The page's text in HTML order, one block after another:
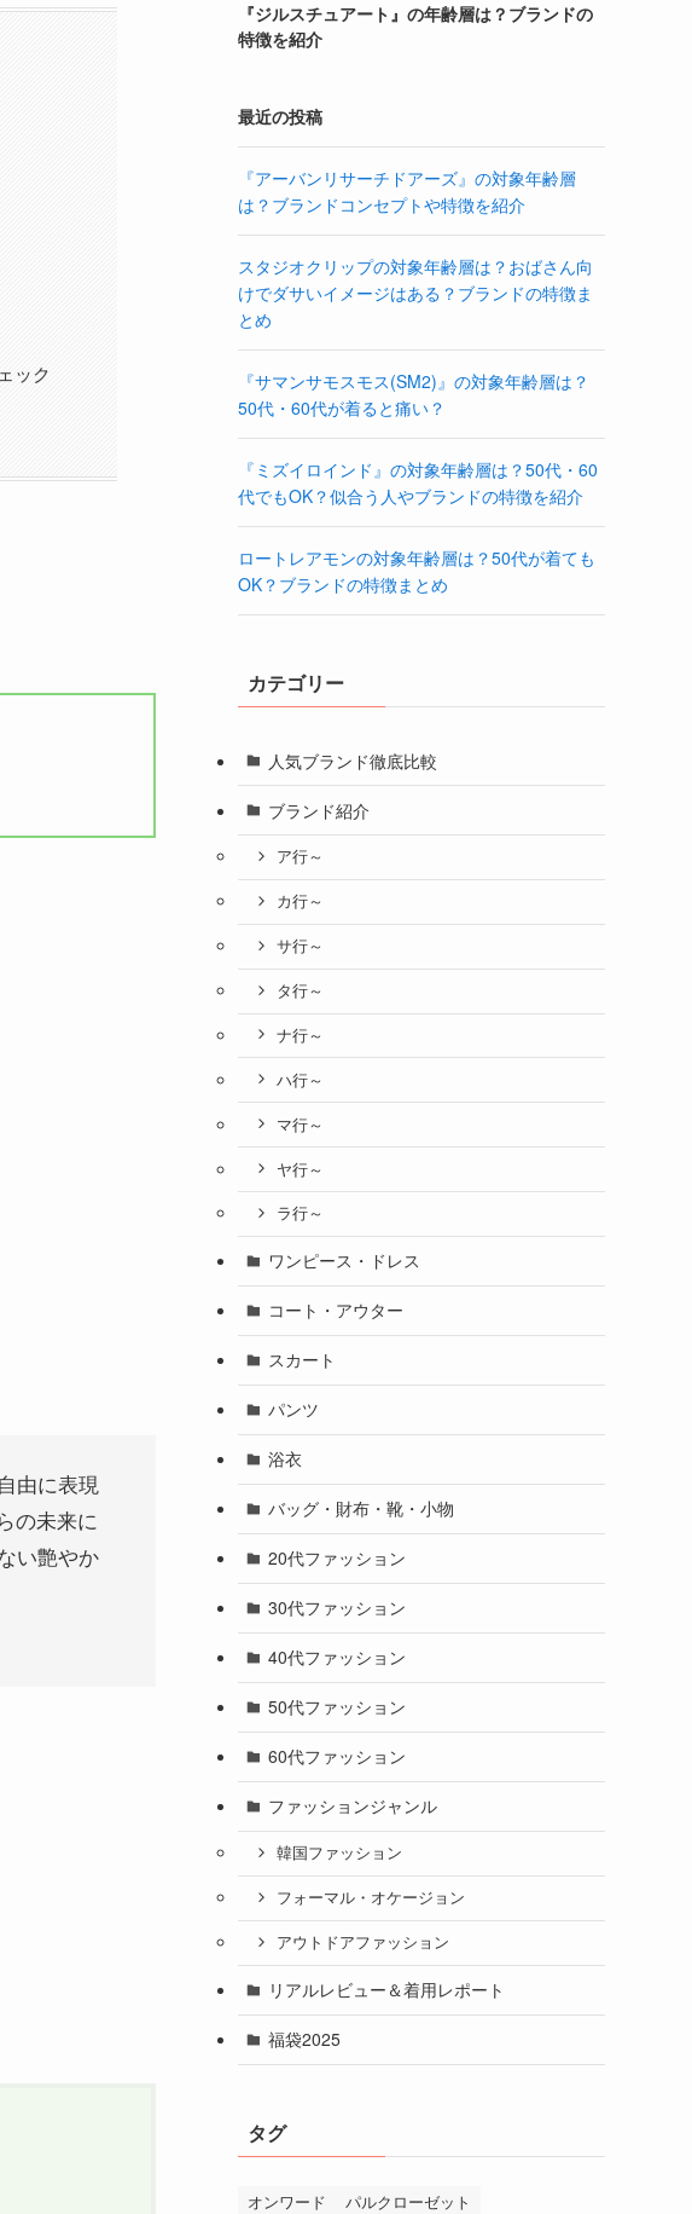
ック
由に表現
の未来に
い艶やか
『ジルスチュアート』の年齢層は？ブランドの
特徴を紹介
最近の投稿
『アーバンリサーチドアーズ』の対象年齢層
は？ブランドコンセプトや特徴を紹介
スタジオクリップの対象年齢層は？おばさん向
けでダサいイメージはある？ブランドの特徴ま
とめ
『サマンサモスモス(SM2)』の対象年齢層は？
50代・60代が着ると痛い？
『ミズイロインド』の対象年齢層は？50代・60
代でもOK？似合う人やブランドの特徴を紹介
ロートレアモンの対象年齢層は？50代が着ても
OK？ブランドの特徴まとめ
カテゴリー
人気ブランド徹底比較
ブランド紹介
ア行～
カ行～
サ行～
タ行～
ナ行～
ハ行～
マ行～
ヤ行～
ラ行～
ワンピース・ドレス
コート・アウター
スカート
パンツ
浴衣
バッグ・財布・靴・小物
20代ファッション
30代ファッション
40代ファッション
50代ファッション
60代ファッション
ファッションジャンル
韓国ファッション
フォーマル・オケージョン
アウトドアファッション
リアルレビュー＆着用レポート
福袋2025
タグ
オンワード パルクローゼット